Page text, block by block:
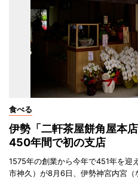
食べる
伊勢「二軒茶屋餅角屋本
450年間で初の支店
1575年の創業から今年で451年を迎
市神久）が8月6日、伊勢神宮内宮